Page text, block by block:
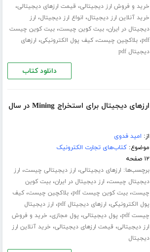
خرید و فروش ارز دیجیتالی، قیمت ارزهای دیجیتالی،
خرید آنلاین ارز دیجیتال، انواع ارز دیجیتال، ارز
دیجیتال در ایران،بیت کوین چیست،بیت کوین چیست
pdf،بلاکچین چیست،کیف پول الکترونیکی، ارزهای
دیجیتال pdf
دانلود کتاب
دانلود کتاب بهترین ارزهای دیجیتال برای استخراج Mining در سال
از: امید فدوی
موضوع:کتاب‌های تجارت الکترونیک
۱۲ صفحه
برچسب‌ها: ارزهای دیجیتالی، ارز دیجیتالی چیست، ارز
دیجیتال چیست، ارز دیجیتال در ایران،بیت کوین
چیست،بیت کوین چیست pdf ،بلاکچین چیست،کیف
پول الکترونیکی، ارزهای دیجیتال pdf ، ارز دیجیتال
چیست pdf
، پول دیجیتالی، پول مجازی، خرید و فروش
ارز دیجیتالی، قیمت ارزهای دیجیتالی، خرید آنلاین ارز
دیجیتال